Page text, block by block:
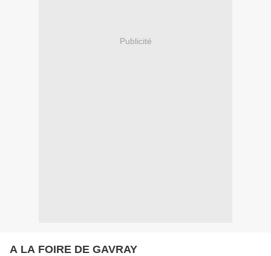
Publicité
A LA FOIRE DE GAVRAY